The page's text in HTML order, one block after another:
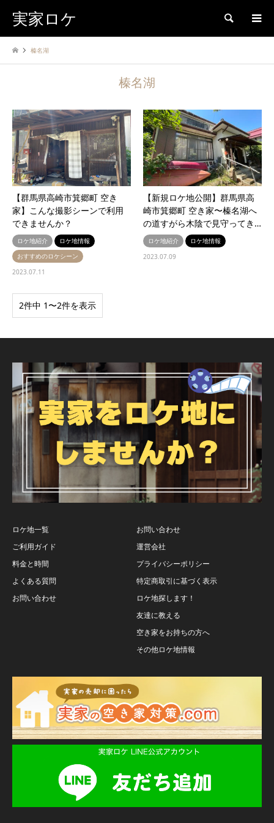
実家ロケ 検索
榛名湖
榛名湖
【群馬県高崎市箕郷町 空き
家】こんな撮影シーンで利用
できませんか？
ロケ地紹介
ロケ地情報
おすすめのロケシーン
2023.07.11
【新規ロケ地公開】群馬県高
崎市箕郷町 空き家〜榛名湖へ
の道すがら木陰で見守ってき…
ロケ地紹介
ロケ地情報
2023.07.09
2件中 1〜2件を表示
ロケ地一覧
ご利用ガイド
料金と時間
よくある質問
お問い合わせ
お問い合わせ
運営会社
プライバシーポリシー
特定商取引に基づく表示
ロケ地探します！
友達に教える
空き家をお持ちの方へ
その他ロケ地情報